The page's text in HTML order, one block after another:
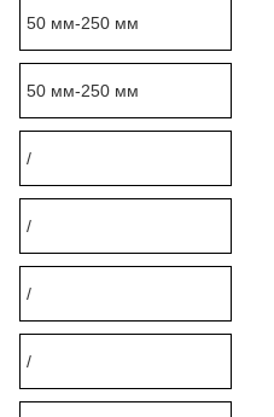
50 мм-250 мм
50 мм-250 мм
/
/
/
/